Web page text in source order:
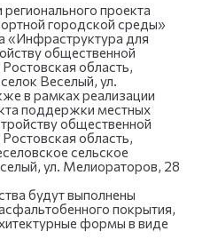
проекта
городской среды»
«Инфраструктура для
общественной
область,
Веселый, ул.
в рамках реализации
поддержки местных
общественной
область,
сельское
ул. Мелиораторов, 28
будут выполнены
покрытия,
формы в виде